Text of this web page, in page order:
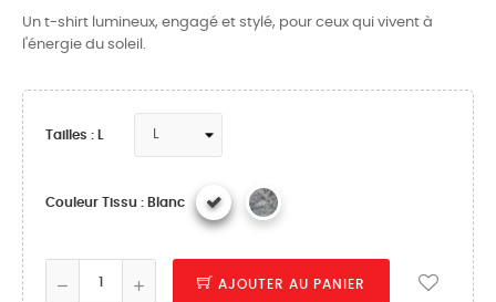
Un t-shirt lumineux, engagé et stylé, pour ceux qui vivent à
l'énergie du soleil.
Tailles : L
Couleur Tissu : Blanc
AJOUTER AU PANIER